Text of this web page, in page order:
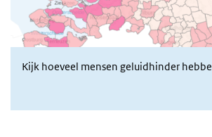
Kijk hoeveel mensen geluidhinder